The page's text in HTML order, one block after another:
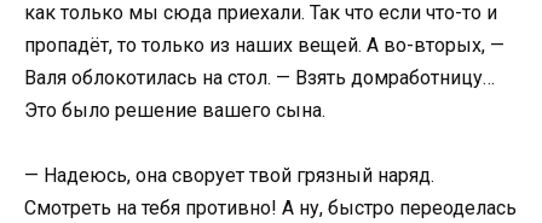
как только мы сюда приехали. Так что если что-то и
пропадёт, то только из наших вещей. А во-вторых, —
Валя облокотилась на стол. — Взять домработницу…
Это было решение вашего сына.
— Надеюсь, она сворует твой грязный наряд.
Смотреть на тебя противно! А ну, быстро переоделась